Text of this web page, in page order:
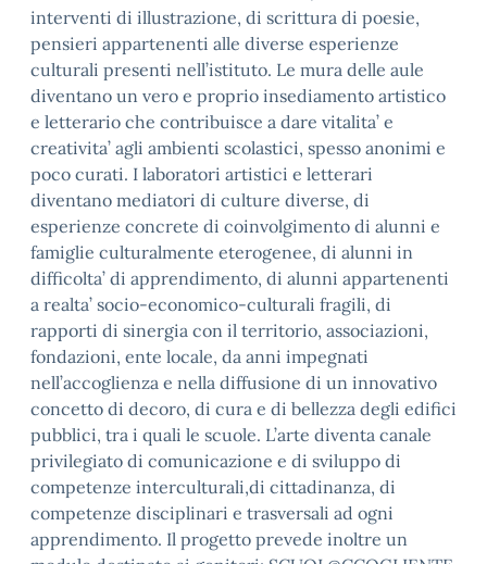
interventi di illustrazione, di scrittura di poesie,
pensieri appartenenti alle diverse esperienze
culturali presenti nell’istituto. Le mura delle aule
diventano un vero e proprio insediamento artistico
e letterario che contribuisce a dare vitalita’ e
creativita’ agli ambienti scolastici, spesso anonimi e
poco curati. I laboratori artistici e letterari
diventano mediatori di culture diverse, di
esperienze concrete di coinvolgimento di alunni e
famiglie culturalmente eterogenee, di alunni in
difficolta’ di apprendimento, di alunni appartenenti
a realta’ socio-economico-culturali fragili, di
rapporti di sinergia con il territorio, associazioni,
fondazioni, ente locale, da anni impegnati
nell’accoglienza e nella diffusione di un innovativo
concetto di decoro, di cura e di bellezza degli edifici
pubblici, tra i quali le scuole. L’arte diventa canale
privilegiato di comunicazione e di sviluppo di
competenze interculturali,di cittadinanza, di
competenze disciplinari e trasversali ad ogni
apprendimento. Il progetto prevede inoltre un